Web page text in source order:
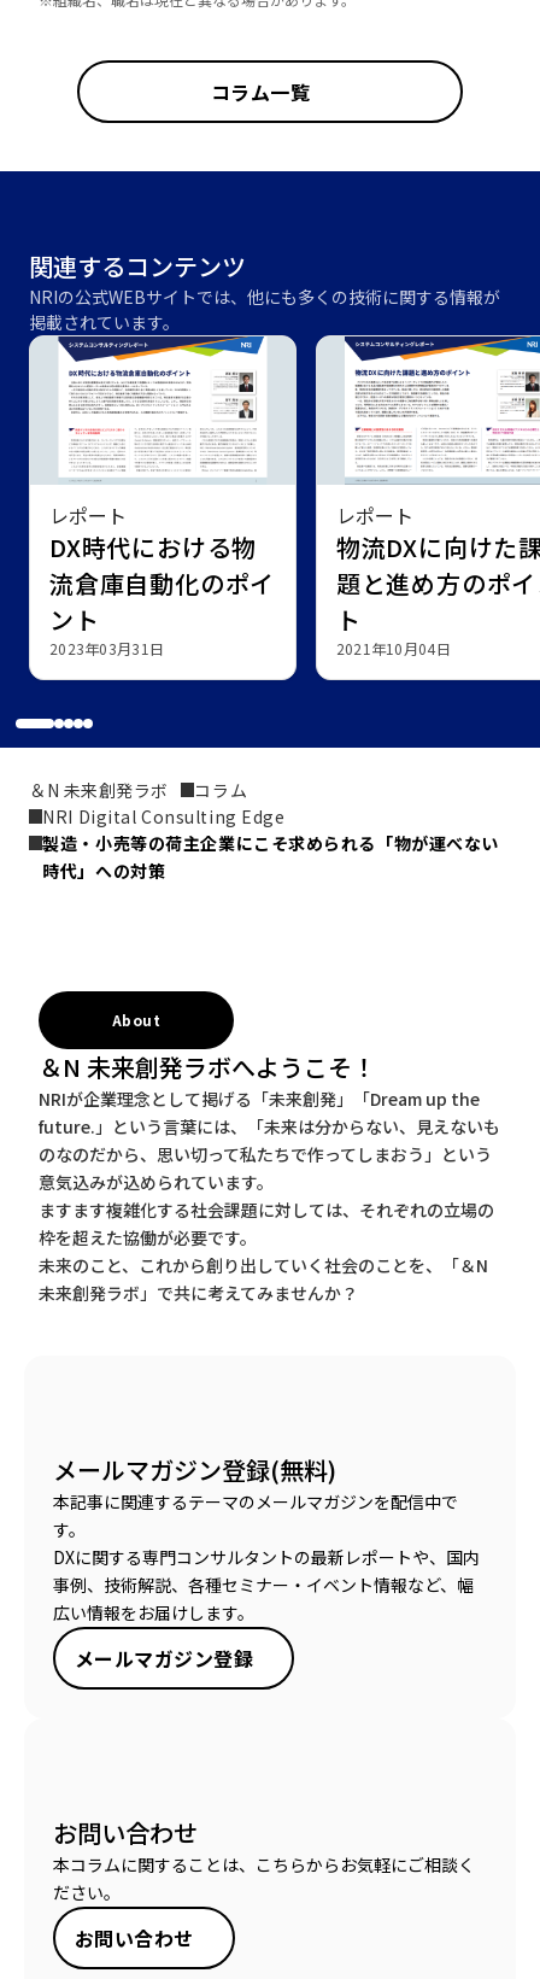
コラム一覧
関連するコンテンツ
NRIの公式WEBサイトでは、他にも多くの技術に関する情報が
掲載されています。
レポート
DX時代における物
流倉庫自動化のポイ
ント
2023年03月31日
レポート
物流DXに向けた
題と進め方のポ
ト
2021年10月04日
＆N 未来創発ラボ
コラム
NRI Digital Consulting Edge
製造・小売等の荷主企業にこそ求められる「物が運べない
時代」への対策
About
＆N 未来創発ラボへようこそ！
NRIが企業理念として掲げる「未来創発」「Dream up the
future.」という言葉には、「未来は分からない、見えないも
のなのだから、思い切って私たちで作ってしまおう」という
意気込みが込められています。
ますます複雑化する社会課題に対しては、それぞれの立場の
枠を超えた協働が必要です。
未来のこと、これから創り出していく社会のことを、「＆N
未来創発ラボ」で共に考えてみませんか？
メールマガジン登録(無料)
本記事に関連するテーマのメールマガジンを配信中で
す。
DXに関する専門コンサルタントの最新レポートや、国内
事例、技術解説、各種セミナー・イベント情報など、幅
広い情報をお届けします。
メールマガジン登録
お問い合わせ
本コラムに関することは、こちらからお気軽にご相談く
ださい。
お問い合わせ